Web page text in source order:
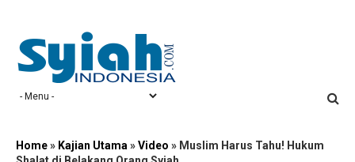
Home» Kajian Utama »Video » Muslim Harus Tahu! Hukum